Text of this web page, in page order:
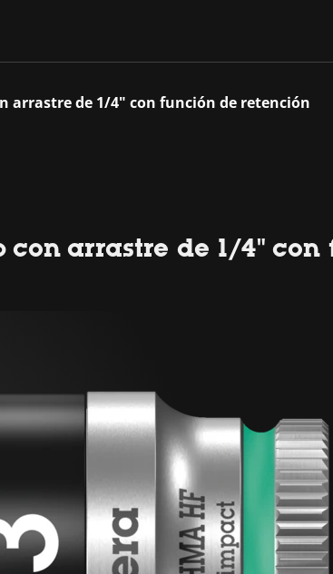
arrastre de 1/4" con función de retención
con arrastre de 1/4"